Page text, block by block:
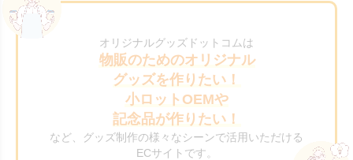
オリジナルグッズドットコムは
物販のためのオリジナル
グッズを作りたい！
小ロットOEMや
記念品が作りたい！
など、グッズ制作の様々なシーンで活用いただける
ECサイトです。